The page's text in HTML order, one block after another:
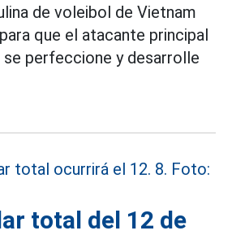
de voleibol de Vietnam
que el atacante principal
se perfeccione y desarrolle
total del 12 de